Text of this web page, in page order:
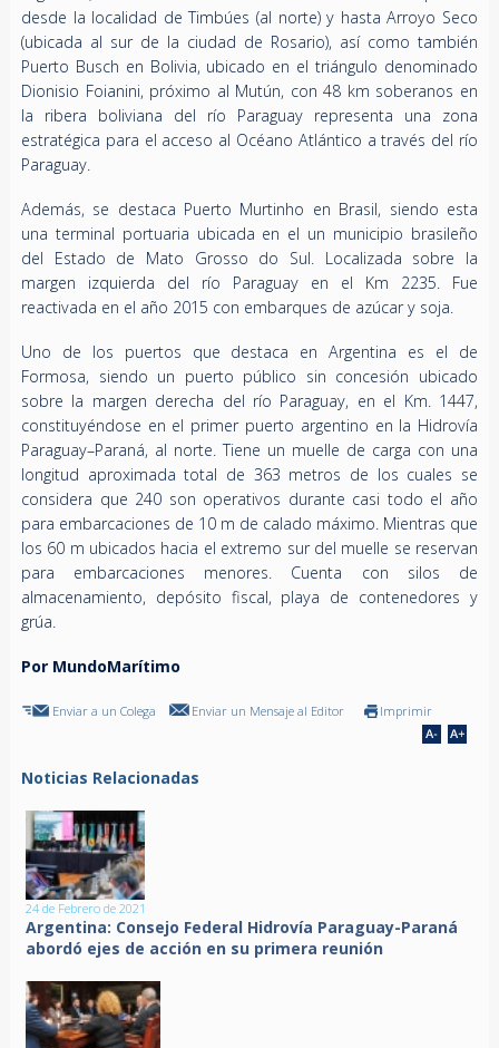
desde la localidad de Timbúes (al norte) y hasta Arroyo Seco
(ubicada al sur de la ciudad de Rosario), así como también
Puerto Busch en Bolivia, ubicado en el triángulo denominado
Dionisio Foianini, próximo al Mutún, con 48 km soberanos en
la ribera boliviana del río Paraguay representa una zona
estratégica para el acceso al Océano Atlántico a través del río
Paraguay.
Además, se destaca Puerto Murtinho en Brasil, siendo esta
una terminal portuaria ubicada en el un municipio brasileño
del Estado de Mato Grosso do Sul. Localizada sobre la
margen izquierda del río Paraguay en el Km 2235. Fue
reactivada en el año 2015 con embarques de azúcar y soja.
Uno de los puertos que destaca en Argentina es el de
Formosa, siendo un puerto público sin concesión ubicado
sobre la margen derecha del río Paraguay, en el Km. 1447,
constituyéndose en el primer puerto argentino en la Hidrovía
Paraguay–Paraná, al norte. Tiene un muelle de carga con una
longitud aproximada total de 363 metros de los cuales se
considera que 240 son operativos durante casi todo el año
para embarcaciones de 10 m de calado máximo. Mientras que
los 60 m ubicados hacia el extremo sur del muelle se reservan
para embarcaciones menores. Cuenta con silos de
almacenamiento, depósito fiscal, playa de contenedores y
grúa.
Por MundoMarítimo
Enviar a un Colega Enviar un Mensaje al Editor Imprimir
Noticias Relacionadas
24 de Febrero de 2021
Argentina: Consejo Federal Hidrovía Paraguay-Paraná
abordó ejes de acción en su primera reunión